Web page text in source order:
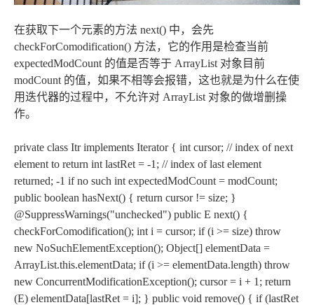
在获取下一个元素的方法 next() 中，会先
checkForComodification() 方法，它的作用是检查当前
expectedModCount 的值是否等于 ArrayList 对象目前
modCount 的值，如果不相等会报错，这也就是为什么在使
用迭代器的过程中，不允许对 ArrayList 对象的做增删操
作。
private class Itr implements Iterator{ int cursor; // index of next
element to return int lastRet = -1; // index of last element
returned; -1 if no such int expectedModCount = modCount;
public boolean hasNext() { return cursor != size; }
@SuppressWarnings("unchecked") public E next() {
checkForComodification(); int i = cursor; if (i >= size) throw
new NoSuchElementException(); Object[] elementData =
ArrayList.this.elementData; if (i >= elementData.length) throw
new ConcurrentModificationException(); cursor = i + 1; return
(E) elementData[lastRet = i]; } public void remove() { if (lastRet